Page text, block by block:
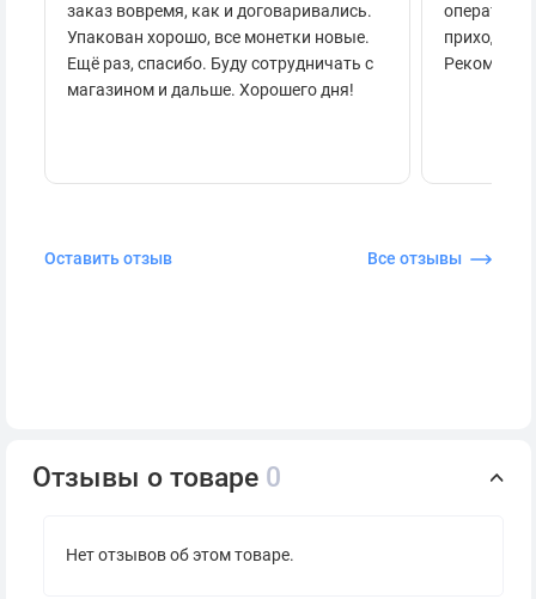
заказ вовремя, как и договаривались.
Упакован хорошо, все монетки новые.
Ещё раз, спасибо. Буду сотрудничать с
магазином и дальше. Хорошего дня!
приходило
Оставить отзыв Все отзывы
Отзывы о товаре 0
Нет отзывов об этом товаре.